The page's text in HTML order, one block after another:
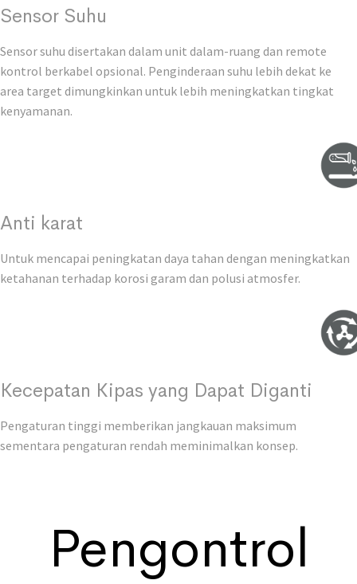
Sensor Suhu
Sensor suhu disertakan dalam unit dalam-ruang dan remote
kontrol berkabel opsional. Penginderaan suhu lebih dekat ke
area target dimungkinkan untuk lebih meningkatkan tingkat
kenyamanan.
Anti karat
Untuk mencapai peningkatan daya tahan dengan meningkatkan
ketahanan terhadap korosi garam dan polusi atmosfer.
Kecepatan Kipas yang Dapat Diganti
Pengaturan tinggi memberikan jangkauan maksimum
sementara pengaturan rendah meminimalkan konsep.
Pengontrol